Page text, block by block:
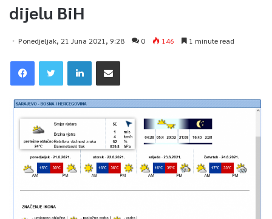
dijelu BiH
Ponedjeljak, 21 Juna 2021, 9:28 0 146 1 minute read